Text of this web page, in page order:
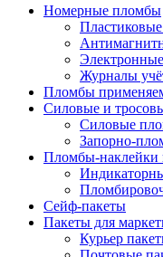
Номерные пломбы
Журналы
Пломбы
Силовые и
Силовые
Запорно-
Пломбы-наклейки
Сейф-пакеты
Пакеты для
Курьер